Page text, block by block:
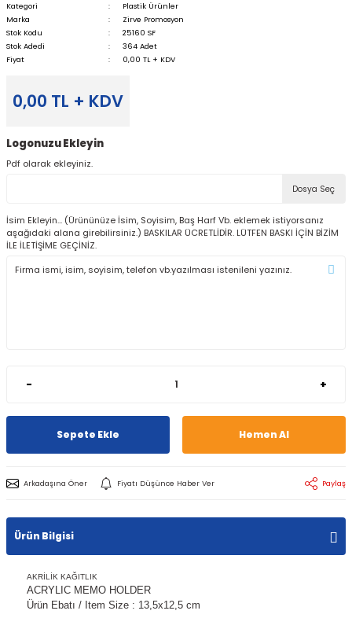
Kategori
Plastik Ürünler
Marka
Zirve Promosyon
Stok Kodu
25160 SF
Stok Adedi
364 Adet
Fiyat
0,00 TL + KDV
0,00 TL + KDV
Logonuzu Ekleyin
Pdf olarak ekleyiniz.
Dosya Seç
İsim Ekleyin... (Ürününüze İsim, Soyisim, Baş Harf Vb. eklemek istiyorsanız
aşağıdaki alana girebilirsiniz.) BASKILAR ÜCRETLİDİR. LÜTFEN BASKI İÇİN BİZİM
İLE İLETİŞİME GEÇİNİZ.
- +
Sepete Ekle Hemen Al
Arkadaşına Öner Fiyatı Düşünce Haber Ver Paylaş
Ürün Bilgisi
AKRİLİK KAĞITLIK
ACRYLIC MEMO HOLDER
Ürün Ebatı / Item Size : 13,5x12,5 cm